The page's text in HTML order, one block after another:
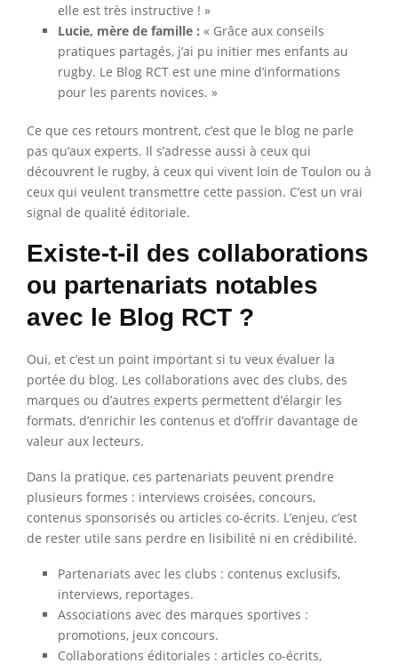
elle est très instructive ! »
Lucie, mère de famille : « Grâce aux conseils
pratiques partagés, j’ai pu initier mes enfants au
rugby. Le Blog RCT est une mine d’informations
pour les parents novices. »
Ce que ces retours montrent, c’est que le blog ne parle
pas qu’aux experts. Il s’adresse aussi à ceux qui
découvrent le rugby, à ceux qui vivent loin de Toulon ou à
ceux qui veulent transmettre cette passion. C’est un vrai
signal de qualité éditoriale.
Existe-t-il des collaborations
ou partenariats notables
avec le Blog RCT ?
Oui, et c’est un point important si tu veux évaluer la
portée du blog. Les collaborations avec des clubs, des
marques ou d’autres experts permettent d’élargir les
formats, d’enrichir les contenus et d’offrir davantage de
valeur aux lecteurs.
Dans la pratique, ces partenariats peuvent prendre
plusieurs formes : interviews croisées, concours,
contenus sponsorisés ou articles co-écrits. L’enjeu, c’est
de rester utile sans perdre en lisibilité ni en crédibilité.
Partenariats avec les clubs : contenus exclusifs,
interviews, reportages.
Associations avec des marques sportives :
promotions, jeux concours.
Collaborations éditoriales : articles co-écrits,